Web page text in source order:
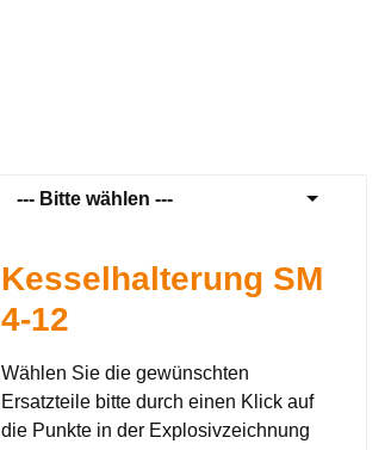
--- Bitte wählen ---
Kesselhalterung SM
4-12
Wählen Sie die gewünschten
Ersatzteile bitte durch einen Klick auf
die Punkte in der Explosivzeichnung